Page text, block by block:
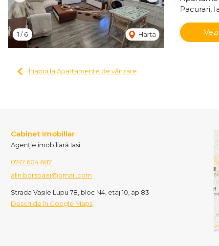
1 /6 Harta
Pacurari,
Înapoi la Apartamente de vânzare
Cabinet Imobiliar
Agenție imobiliară Iasi
0747 604 687
alin.borsoaei@gmail.com
Strada Vasile Lupu 78, bloc N4, etaj 10, ap 83
Deschide în Google Maps